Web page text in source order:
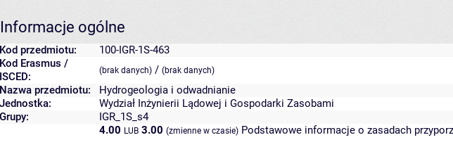
Informacje ogólne
Kod przedmiotu:
100-IGR-1S-463
Kod Erasmus /
ISCED:
(brak danych) / (brak danych)
Nazwa przedmiotu:
Hydrogeologia i odwadnianie
Jednostka:
Wydział Inżynierii Lądowej i Gospodarki Zasobami
Grupy:
IGR_1S_s4
4.00 LUB 3.00 (zmienne w czasie) Podstawowe informacje o zasadach